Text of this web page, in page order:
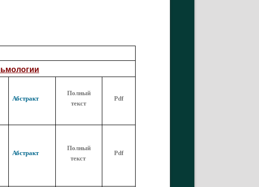
Абстракт
Полный
текст
Pdf
Абстракт
Полный
текст
Pdf